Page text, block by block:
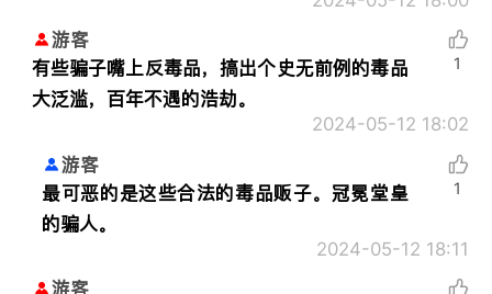
游客
有些骗子嘴上反毒品，搞出个史无前例的毒品
大泛滥，百年不遇的浩劫。
2024-05-12 18:02
1
游客
最可恶的是这些合法的毒品贩子。冠冕堂皇
的骗人。
2024-05-12 18:11
1
游客